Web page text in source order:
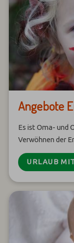
Angebote
Es ist Oma- und
Verwöhnen der
URLAUB MIT